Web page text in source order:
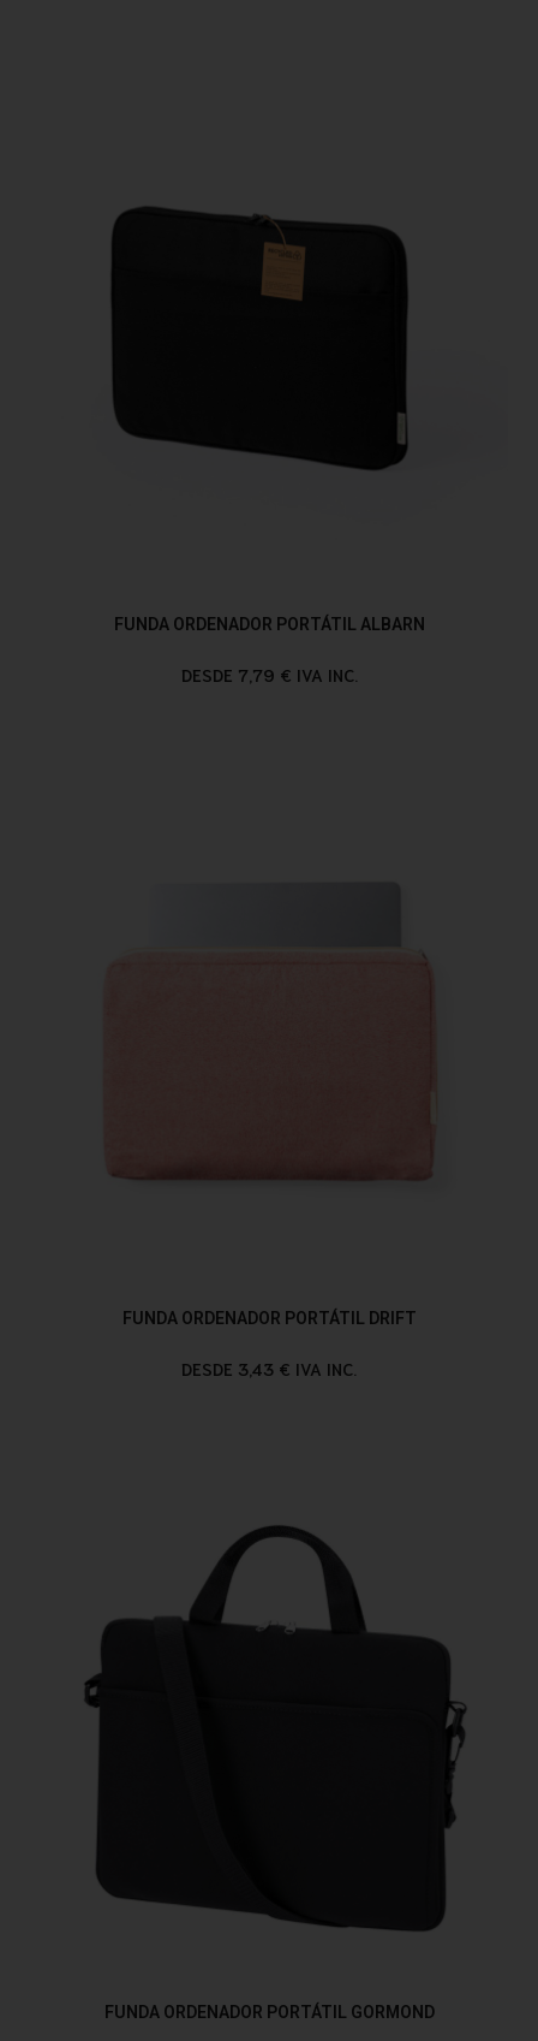
FUNDA ORDENADOR PORTÁTIL ALBARN
DESDE 7,79 € IVA INC.
FUNDA ORDENADOR PORTÁTIL DRIFT
DESDE 3,43 € IVA INC.
FUNDA ORDENADOR PORTÁTIL GORMOND